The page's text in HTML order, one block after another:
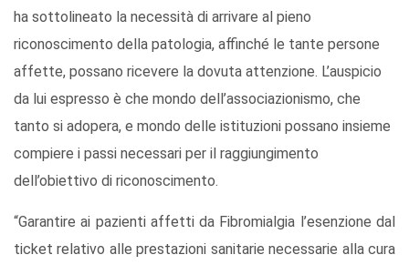
ha sottolineato la necessità di arrivare al pieno
riconoscimento della patologia, affinché le tante persone
affette, possano ricevere la dovuta attenzione. L’auspicio
da lui espresso è che mondo dell’associazionismo, che
tanto si adopera, e mondo delle istituzioni possano insieme
compiere i passi necessari per il raggiungimento
dell’obiettivo di riconoscimento.
“Garantire ai pazienti affetti da Fibromialgia l’esenzione dal
ticket relativo alle prestazioni sanitarie necessarie alla cura